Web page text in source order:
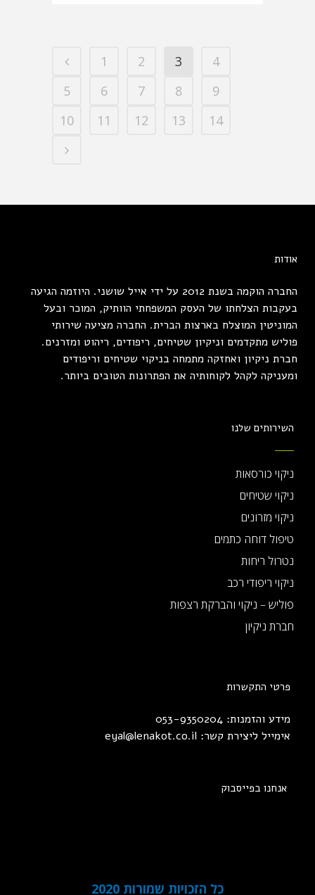
1 2 3
4
5
6 7 8
9
10
11 12 13 14
אודות
החברה הוקמה בשנת 2012 על ידי אייל שושני. היוזמה הגיעה
בעקבות הצלחתו של העסק המשפחתי הוותיק, המוכר ובעל
המוניטין המוצלח בארצות הברית. החברה מציעה שירותי
פוליש מתקדמים וניקיון שטיחים, ריפודים, ריהוט ומזרנים.
חברת ניקיון ואחזקה מתמחה בניקוי שטיחים וריפודים
ומעניקה לקהל לקוחותיה את הפתרונות הטובים ביותר.
השירותים שלנו
ניקוי כורסאות
ניקוי שטיחים
ניקוי מזרונים
טיפול דוחה כתמים
נטרול ריחות
ניקוי ריפודי רכב
פוליש – ניקוי והברקת רצפות
חברת ניקיון
פרטי התקשרות
מידע והזמנות: 053-9350204
אימייל ליצירת קשר: eyal@lenakot.co.il
אנחנו בפייסבוק
כל הזכויות שמורות 2020